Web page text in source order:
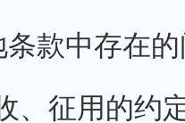
款中存在的
征用的约